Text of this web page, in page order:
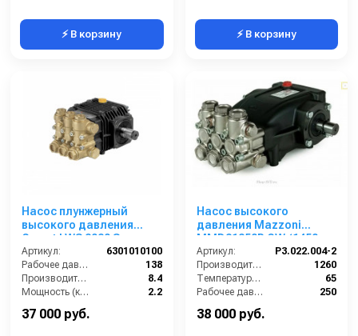
⚡ В корзину ⚡ В корзину
Насос плунжерный
высокого давления
Comet LWS 2020 S
(8,4/138) 1750 об/мин
вал ø 24 мм
Артикул:
6301010100
Рабочее давление (бар):
138
Производительность (л/мин):
8.4
Мощность (кВт):
2.2
Обороты двигателя (об/мин):
37 000 руб.
Насос высокого
давления Mazzoni
MMD21250R CW (1450
об/мин)
Артикул:
P3.022.004-2
Производительность (л/ч):
1260
Температура (°C):
65
Рабочее давление (бар):
250
Мощность (кВт):
38 000 руб.